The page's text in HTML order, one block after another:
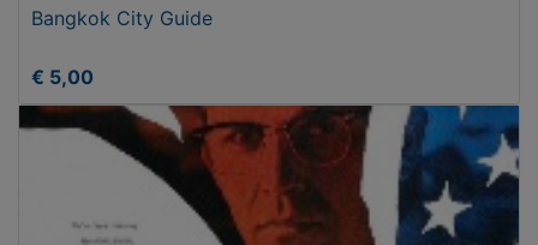
Bangkok City Guide
€ 5,00